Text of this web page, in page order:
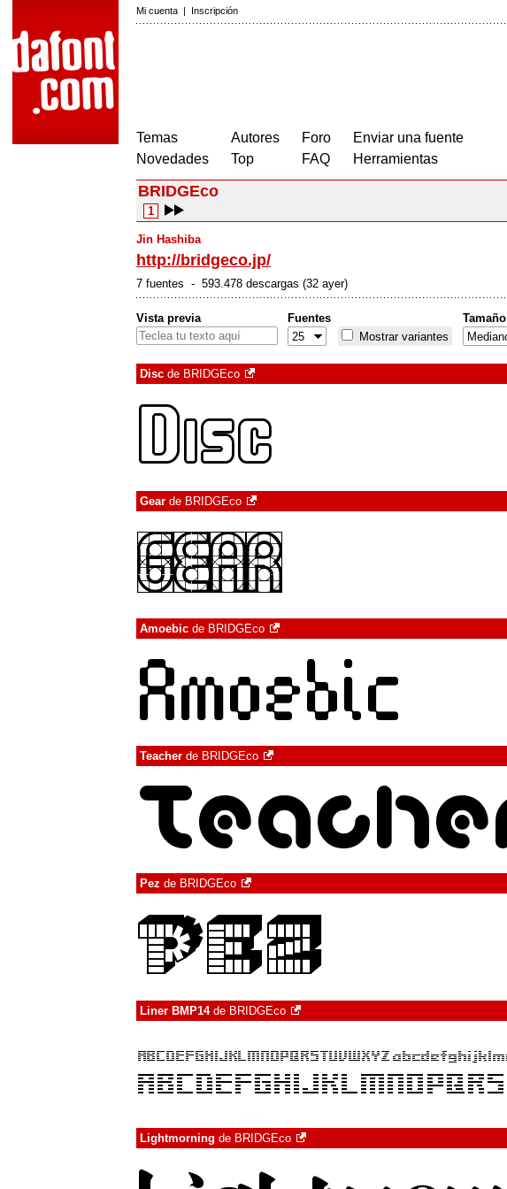
Mi cuenta | Inscripción
Temas
Novedades
Autores
Top
Foro
FAQ
Enviar una fuente
Herramientas
BRIDGEco
1
Jin Hashiba
http://bridgeco.jp/
7 fuentes - 593.478 descargas (32 ayer)
Vista previa
Fuentes
Mostrar variantes
Tamaño
Disc de BRIDGEco
Gear de BRIDGEco
Amoebic de BRIDGEco
Teacher de BRIDGEco
Pez de BRIDGEco
Liner BMP14de BRIDGEco
Lightmorning de BRIDGEco